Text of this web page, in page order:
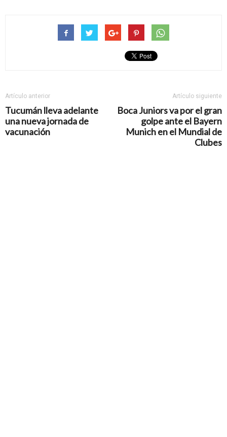
Artículo anterior
Tucumán lleva adelante
una nueva jornada de
vacunación
Artículo siguiente
Boca Juniors va por el gran
golpe ante el Bayern
Munich en el Mundial de
Clubes